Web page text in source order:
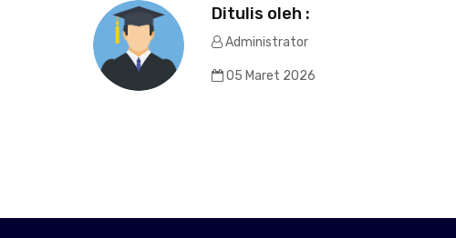
Ditulis oleh :
Administrator
05 Maret 2026